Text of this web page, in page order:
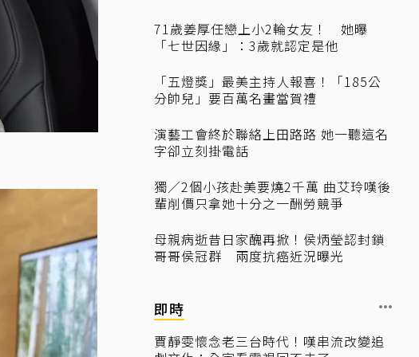
71歲姜厚任戀上小2輪女友！ 她曝
「七世因緣」：3歲就認定是他
「五燈獎」最美主持人報喜！「185公
分帥兒」要百萬名畫當賀禮
演藝工會終於聯絡上田路路 她一聽這名
字卻立刻掛電話
獨／2個小孩赴美要燒2千萬 曲艾玲嘆後
輩削價只拿她十分之一酬勞競爭
母親病逝昔日家醜再掀！侯炳瑩認封鎖
哥哥侯冠群 兩度抗癌近況曝光
即時
賈靜雯懷念老三台時代！嘆串流改變追